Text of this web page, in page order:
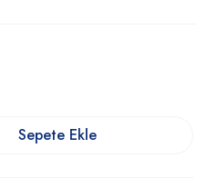
Sepete Ekle